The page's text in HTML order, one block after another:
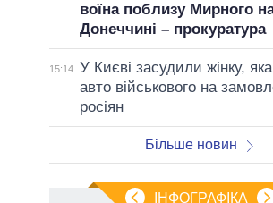
воїна поблизу Мирного
Донеччині – прокуратура
15:14 У Києві засудили жінку, яка
авто військового на
росіян
Більше новин
ІНФОГРАФІКА